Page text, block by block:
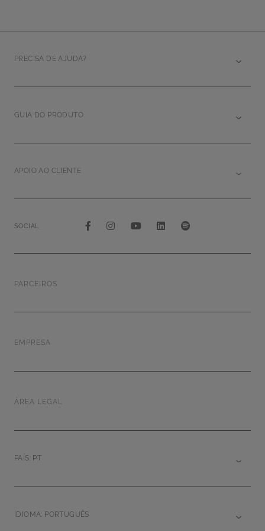
PRECISA DE AJUDA?
GUIA DO PRODUTO
APOIO AO CLIENTE
SOCIAL
PARCEIROS
EMPRESA
ÁREA LEGAL
PAÍS: PT
IDIOMA: PORTUGUÊS